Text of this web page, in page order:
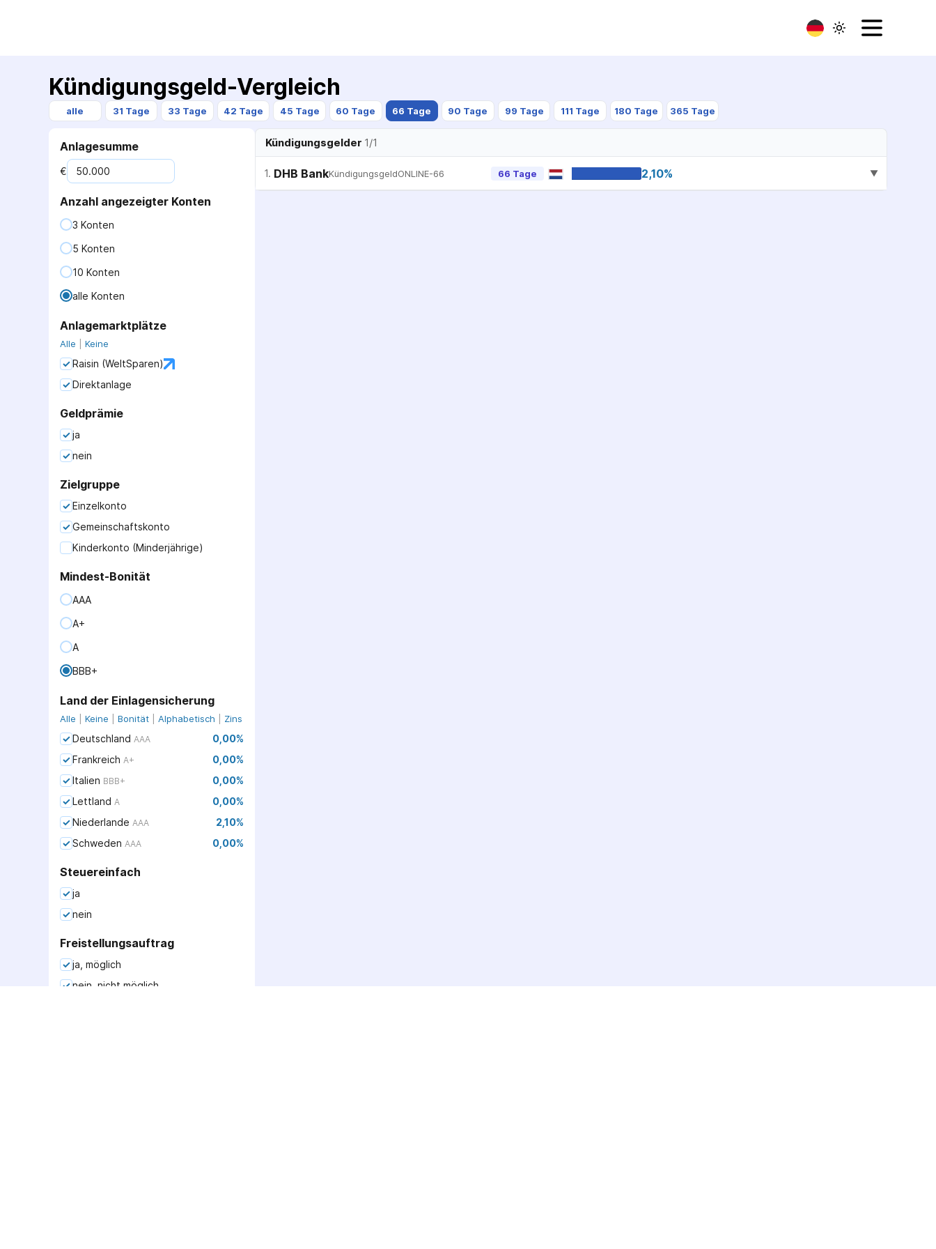
Kündigungsgeld-Vergleich
alle 31 Tage 33 Tage 42 Tage 45 Tage 60 Tage 66 Tage 90 Tage 99 Tage 111 Tage 180 Tage 365 Tage
Anlagesumme
€
Anzahl angezeigter Konten
3 Konten
5 Konten
10 Konten
alle Konten
Anlagemarktplätze
Alle Keine
Raisin (WeltSparen)
Direktanlage
Geldprämie
ja
nein
Zielgruppe
Einzelkonto
Gemeinschaftskonto
Kinderkonto (Minderjährige)
Mindest-Bonität
AAA
A+
A
BBB+
Land der Einlagensicherung
Alle Keine Bonität Alphabetisch Zins
Deutschland AAA 0,00%
Frankreich A+ 0,00%
Italien BBB+ 0,00%
Lettland A 0,00%
Niederlande AAA 2,10%
Schweden AAA 0,00%
Steuereinfach
ja
nein
Freistellungsauftrag
ja, möglich
nein, nicht möglich
Kündigungsgelder 1/1
1. DHB BankKündigungsgeldONLINE-66 66 Tage 2,10% ▼